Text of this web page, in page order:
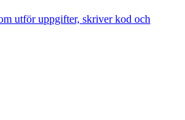
utför uppgifter, skriver kod och